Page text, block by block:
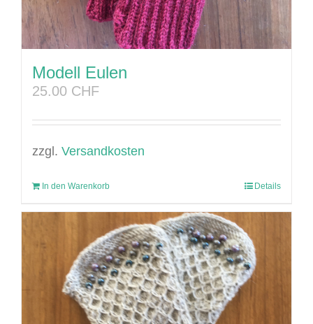
Modell Eulen
25.00 CHF
zzgl. Versandkosten
In den Warenkorb Details